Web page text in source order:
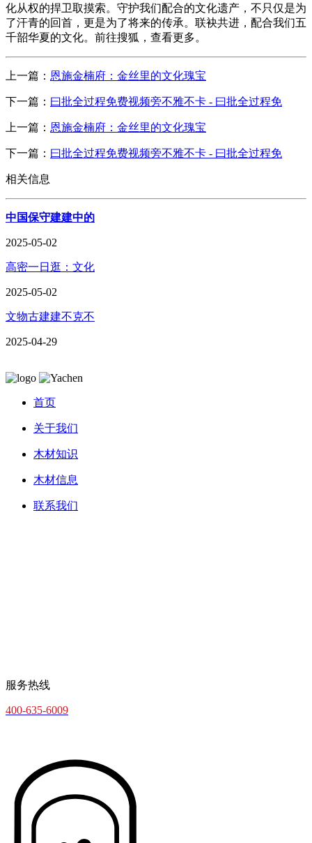
化从权的捍卫取摸索。守护我们配合的文化遗产，不只仅是为
了汗青的回首，更是为了将来的传承。联袂共进，配合我们五
千韶华夏的文化。前往搜狐，查看更多。
上一篇： 恩施金楠府：金丝里的文化瑰宝
下一篇： 曰批全过程免费视频旁不雅不卡 - 曰批全过程免
上一篇： 恩施金楠府：金丝里的文化瑰宝
下一篇： 曰批全过程免费视频旁不雅不卡 - 曰批全过程免
相关信息
中国保守建建中的
2025-05-02
高密一日逛：文化
2025-05-02
文物古建建不克不
2025-04-29
首页
关于我们
木材知识
木材信息
联系我们
服务热线
400-635-6009